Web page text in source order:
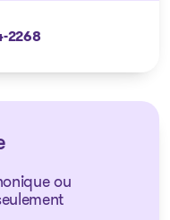
2268
ou